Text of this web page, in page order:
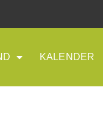
KALENDER